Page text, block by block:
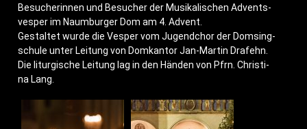
Besu­che­rin­nen und Besu­cher der Musi­ka­li­schen Advents­
ves­per im Naum­bur­ger Dom am 4. Advent.
Gestal­tet wur­de die Ves­per vom Jugend­chor der Dom­sing­
schu­le unter Lei­tung von Dom­kan­tor Jan-Mar­tin Dra­fehn.
Die lit­ur­gi­sche Lei­tung lag in den Hän­den von Pfrn. Chris­ti­
na Lang.